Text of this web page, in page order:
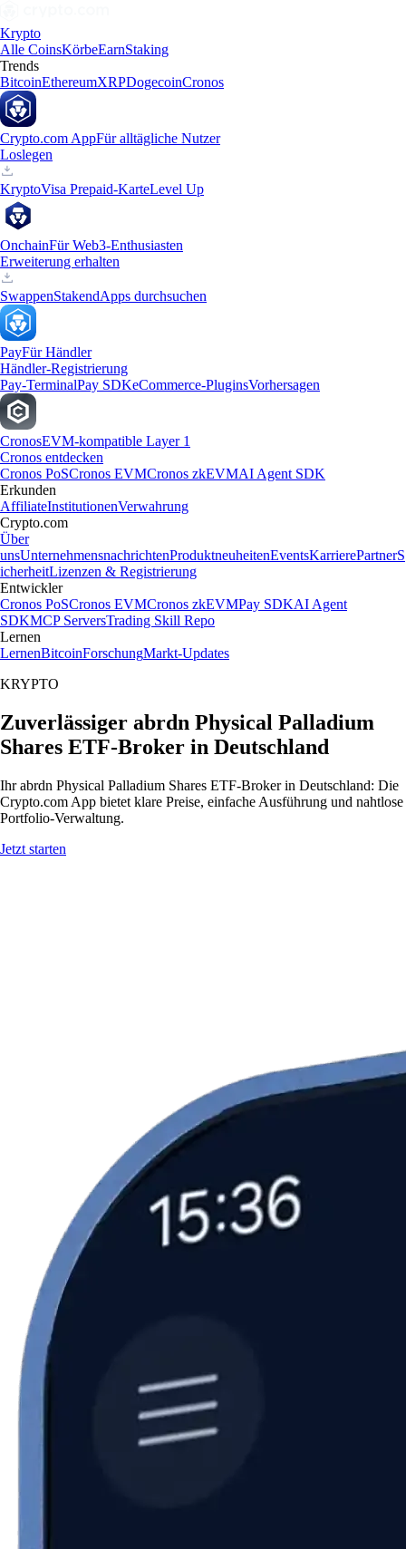
Krypto
Alle CoinsKörbeEarnStaking
Trends
BitcoinEthereumXRPDogecoinCronos
Crypto.com AppFür alltägliche Nutzer
Loslegen
KryptoVisa Prepaid-KarteLevel Up
OnchainFür Web3-Enthusiasten
Erweiterung erhalten
SwappenStakendApps durchsuchen
PayFür Händler
Händler-Registrierung
Pay-TerminalPay SDKeCommerce-PluginsVorhersagen
CronosEVM-kompatible Layer 1
Cronos entdecken
Cronos PoSCronos EVMCronos zkEVMAI Agent SDK
Erkunden
AffiliateInstitutionenVerwahrung
Crypto.com
Über
unsUnternehmensnachrichtenProduktneuheitenEventsKarrierePartnerS
icherheitLizenzen & Registrierung
Entwickler
Cronos PoSCronos EVMCronos zkEVMPay SDKAI Agent
SDKMCP ServersTrading Skill Repo
Lernen
LernenBitcoinForschungMarkt-Updates
KRYPTO
Zuverlässiger abrdn Physical Palladium
Shares ETF-Broker in Deutschland
Ihr abrdn Physical Palladium Shares ETF-Broker in Deutschland: Die
Crypto.com App bietet klare Preise, einfache Ausführung und nahtlose
Portfolio-Verwaltung.
Jetzt starten